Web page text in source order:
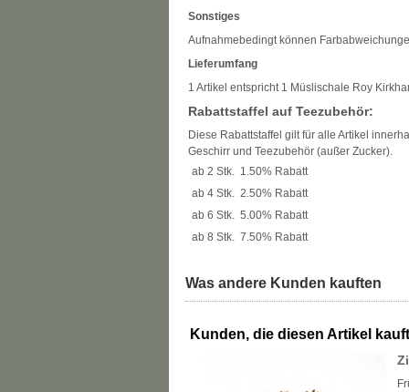
Sonstiges
Aufnahmebedingt können
Lieferumfang
1 Artikel entspricht 1 Müslischale Roy
Rabattstaffel auf Teezubehör:
Diese Rabattstaffel gilt für alle Artikel
Geschirr und Teezubehör (außer Zucker).
ab 2 Stk. 1.50% Rabatt
ab 4 Stk. 2.50% Rabatt
ab 6 Stk. 5.00% Rabatt
ab 8 Stk. 7.50% Rabatt
Was andere Kunden kauften
Kunden, die diesen Artikel